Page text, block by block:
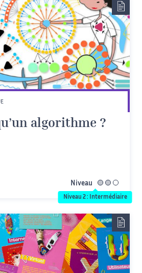
algorithme ?
Niveau intermédiaire
Niveau 2 : Intermédiaire